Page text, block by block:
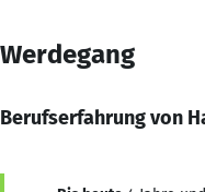
Werdegang
Berufserfahrung von